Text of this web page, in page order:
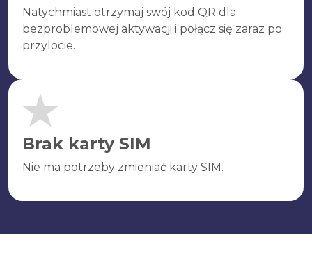
Natychmiast otrzymaj swój kod QR dla
bezproblemowej aktywacji i połącz się zaraz po
przylocie.
Brak karty SIM
Nie ma potrzeby zmieniać karty SIM.